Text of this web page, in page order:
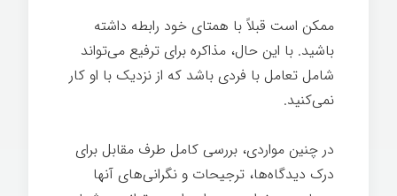
ممکن است قبلاً با همتای خود رابطه داشته
باشید. با این حال، مذاکره برای ترفیع می‌تواند
شامل تعامل با فردی باشد که از نزدیک با او کار
نمی‌کنید.
در چنین مواردی، بررسی کامل طرف مقابل برای
درک دیدگاه‌ها، ترجیحات و نگرانی‌های آنها